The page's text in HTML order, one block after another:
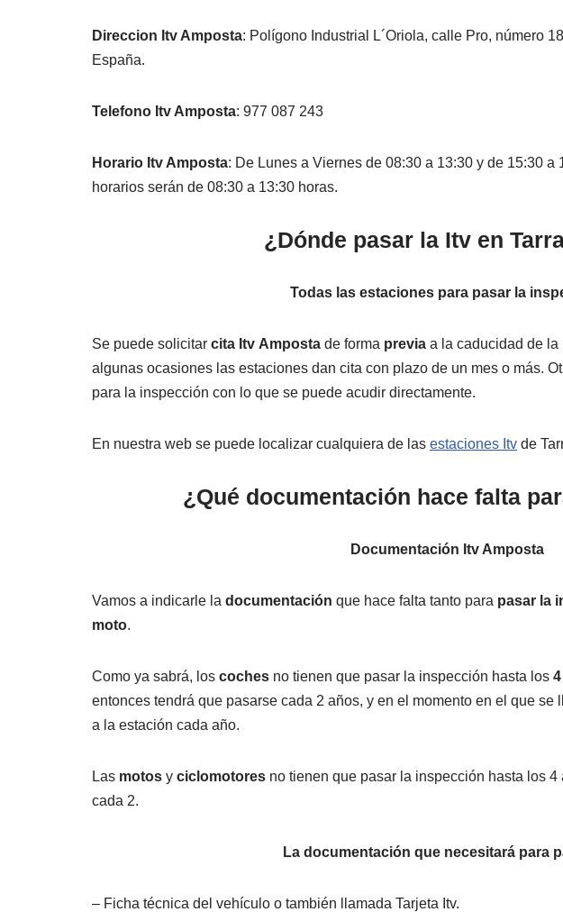
Direccion Itv Amposta: Polígono Industrial L´Oriola, calle Pro, número
España.‎‎
Telefono Itv Amposta: 977 087 243
Horario Itv Amposta: De Lunes a Viernes de 08:30 a 13:30 y de 15:30 a
horarios serán de 08:30 a 13:30 horas.
¿Dónde pasar la Itv en
Todas las estaciones para pasar la
Se puede solicitar cita Itv Amposta de forma previa a la caducidad de la
algunas ocasiones las estaciones dan cita con plazo de un mes o más.
para la inspección con lo que se puede acudir directamente.
En nuestra web se puede localizar cualquiera de las estaciones Itv de
¿Qué documentación hace falta
Documentación Itv Amposta
Vamos a indicarle la documentación que hace falta tanto para pasar la
moto.
Como ya sabrá, los coches no tienen que pasar la inspección hasta los
entonces tendrá que pasarse cada 2 años, y en el momento en el que
a la estación cada año.
Las motos y ciclomotores no tienen que pasar la inspección hasta los
cada 2.
La documentación que necesitará para
– Ficha técnica del vehículo o también llamada Tarjeta Itv.